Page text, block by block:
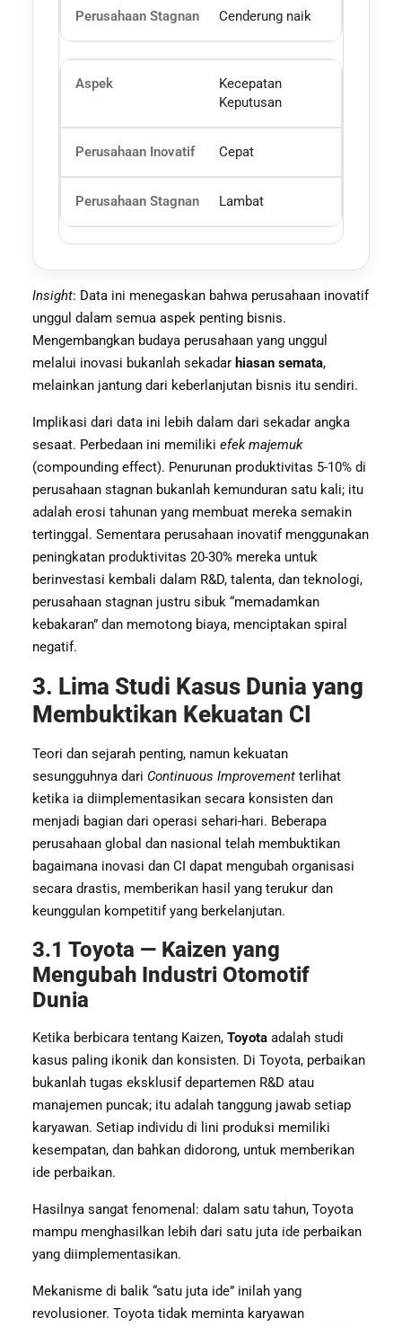
Cenderung naik
Kecepatan
Keputusan
Cepat
Lambat
Insight: Data ini menegaskan bahwa perusahaan inovatif
unggul dalam semua aspek penting bisnis.
Mengembangkan budaya perusahaan yang unggul
melalui inovasi bukanlah sekadar hiasan semata,
melainkan jantung dari keberlanjutan bisnis itu sendiri.
Implikasi dari data ini lebih dalam dari sekadar angka
sesaat. Perbedaan ini memiliki efek majemuk
(compounding effect). Penurunan produktivitas 5-10% di
perusahaan stagnan bukanlah kemunduran satu kali; itu
adalah erosi tahunan yang membuat mereka semakin
tertinggal. Sementara perusahaan inovatif menggunakan
peningkatan produktivitas 20-30% mereka untuk
berinvestasi kembali dalam R&D, talenta, dan teknologi,
perusahaan stagnan justru sibuk “memadamkan
kebakaran” dan memotong biaya, menciptakan spiral
negatif.
3. Lima Studi Kasus Dunia yang
Membuktikan Kekuatan CI
Teori dan sejarah penting, namun kekuatan
sesungguhnya dari Continuous Improvement terlihat
ketika ia diimplementasikan secara konsisten dan
menjadi bagian dari operasi sehari-hari. Beberapa
perusahaan global dan nasional telah membuktikan
bagaimana inovasi dan CI dapat mengubah organisasi
secara drastis, memberikan hasil yang terukur dan
keunggulan kompetitif yang berkelanjutan.
3.1 Toyota — Kaizen yang
Mengubah Industri Otomotif
Dunia
Ketika berbicara tentang Kaizen, Toyota adalah studi
kasus paling ikonik dan konsisten. Di Toyota, perbaikan
bukanlah tugas eksklusif departemen R&D atau
manajemen puncak; itu adalah tanggung jawab setiap
karyawan. Setiap individu di lini produksi memiliki
kesempatan, dan bahkan didorong, untuk memberikan
ide perbaikan.
Hasilnya sangat fenomenal: dalam satu tahun, Toyota
mampu menghasilkan lebih dari satu juta ide perbaikan
yang diimplementasikan.
Mekanisme di balik “satu juta ide” inilah yang
revolusioner. Toyota tidak meminta karyawan